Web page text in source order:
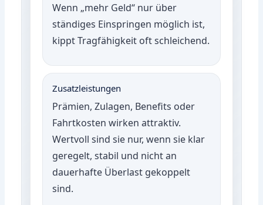
Wenn „mehr Geld“ nur über
ständiges Einspringen möglich ist,
kippt Tragfähigkeit oft schleichend.
Zusatzleistungen
Prämien, Zulagen, Benefits oder
Fahrtkosten wirken attraktiv.
Wertvoll sind sie nur, wenn sie klar
geregelt, stabil und nicht an
dauerhafte Überlast gekoppelt
sind.